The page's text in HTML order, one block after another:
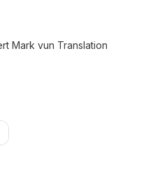
Mark vun Translation